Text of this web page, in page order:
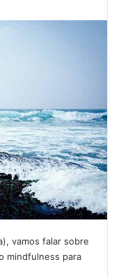
vamos falar sobre
mindfulness para